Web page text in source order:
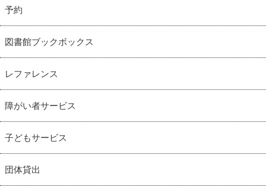
予約
図書館ブックボックス
レファレンス
障がい者サービス
子どもサービス
団体貸出